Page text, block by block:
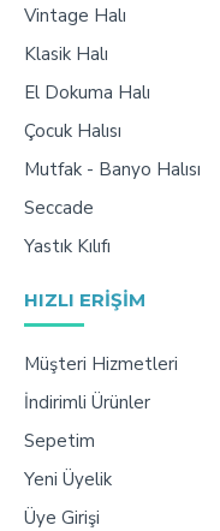
Vintage Halı
Klasik Halı
El Dokuma Halı
Çocuk Halısı
Mutfak - Banyo Halısı
Seccade
Yastık Kılıfı
HIZLI ERIŞIM
Müşteri Hizmetleri
İndirimli Ürünler
Sepetim
Yeni Üyelik
Üye Girişi